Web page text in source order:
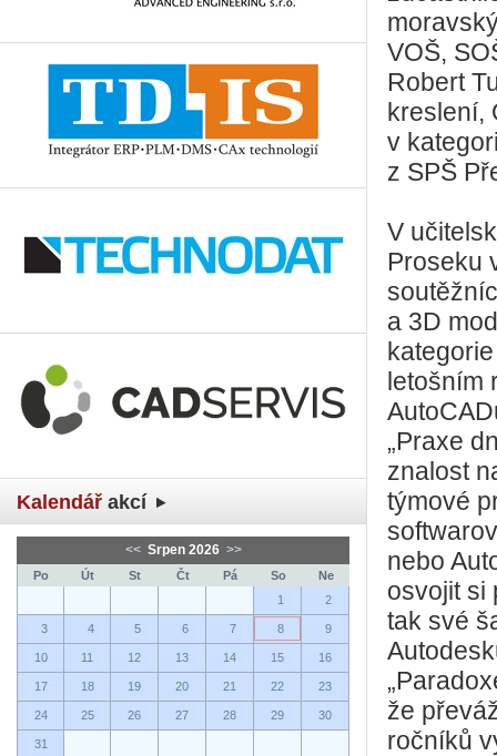
Kalendář akcí
<< Srpen 2026 >>
Po Út St Čt Pá So
Ne
1
2
3 4 5 6 7 8 9
10 11 12 13 14 15 16
17 18 19 20 21 22 23
24 25 26 27 28 29 30
31
VOŠ,
Robert
kreslení,
v
z SPŠ
V
Proseku
a 3D
letošním
„Praxe
znalost
týmové
nebo
osvojit si
tak své
že
ročníků